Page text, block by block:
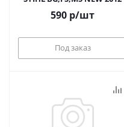
590 р/шт
Под заказ